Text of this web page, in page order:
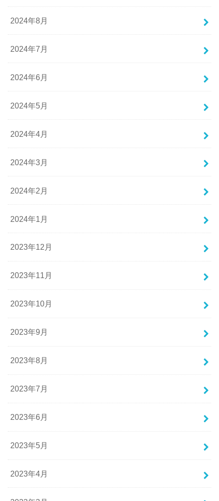
2024年8月
2024年7月
2024年6月
2024年5月
2024年4月
2024年3月
2024年2月
2024年1月
2023年12月
2023年11月
2023年10月
2023年9月
2023年8月
2023年7月
2023年6月
2023年5月
2023年4月